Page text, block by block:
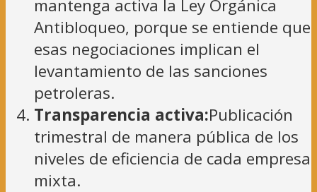
mantenga activa la Ley Orgánica
Antibloqueo, porque se entiende que
esas negociaciones implican el
levantamiento de las sanciones
petroleras.
Transparencia activa:Publicación
trimestral de manera pública de los
niveles de eficiencia de cada empresa
mixta.